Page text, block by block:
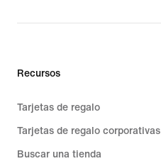
Recursos
Tarjetas de regalo
Tarjetas de regalo corporativas
Buscar una tienda